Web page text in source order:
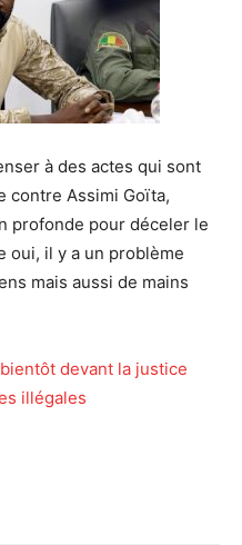
à des actes qui sont
contre Assimi Goïta,
profonde pour déceler le
oui, il y a un problème
mais aussi de mains
devant la justice
illégales